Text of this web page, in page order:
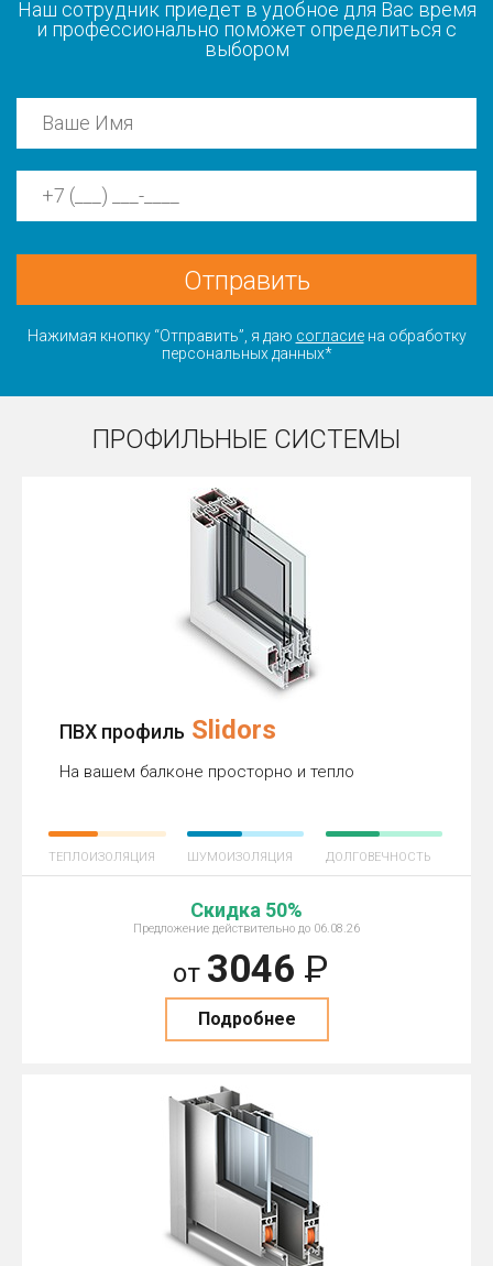
Наш сотрудник приедет в удобное для Вас время
и профессионально поможет определиться с
выбором
Отправить
Нажимая кнопку “Отправить”, я даю согласиена обработку
персональных данных*
ПРОФИЛЬНЫЕ СИСТЕМЫ
ПВХ профиль Slidors
На вашем балконе просторно и тепло
ТЕПЛОИЗОЛЯЦИЯ ШУМОИЗОЛЯЦИЯ ДОЛГОВЕЧНОСТЬ
Скидка 50%
Предложение действительно до 06.08.26
от 3046Р
Подробнее